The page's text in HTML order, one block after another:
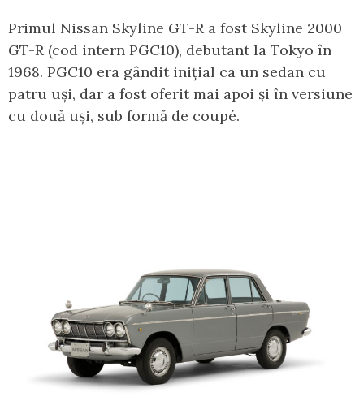
Primul Nissan Skyline GT-R a fost Skyline 2000
GT-R (cod intern PGC10), debutant la Tokyo în
1968. PGC10 era gândit inițial ca un sedan cu
patru uși, dar a fost oferit mai apoi și în versiune
cu două uși, sub formă de coupé.